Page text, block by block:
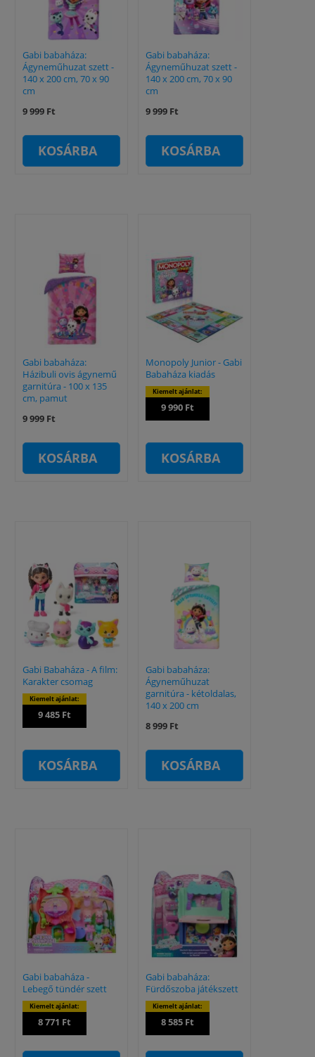
Gabi babaháza:
Ágyneműhuzat szett -
140 x 200 cm, 70 x 90
cm
9 999 Ft
KOSÁRBA
Gabi babaháza:
Ágyneműhuzat szett -
140 x 200 cm, 70 x 90
cm
9 999 Ft
KOSÁRBA
Gabi babaháza:
Házibuli ovis ágynemű
garnitúra - 100 x 135
cm, pamut
9 999 Ft
KOSÁRBA
Monopoly Junior - Gabi
Babaháza kiadás
Kiemelt ajánlat:
9 990 Ft
KOSÁRBA
Gabi Babaháza - A film:
Karakter csomag
Kiemelt ajánlat:
9 485 Ft
KOSÁRBA
Gabi babaháza:
Ágyneműhuzat
garnitúra - kétoldalas,
140 x 200 cm
8 999 Ft
KOSÁRBA
Gabi babaháza -
Lebegő tündér szett
Kiemelt ajánlat:
8 771 Ft
Gabi babaháza:
Fürdőszoba játékszett
Kiemelt ajánlat:
8 585 Ft